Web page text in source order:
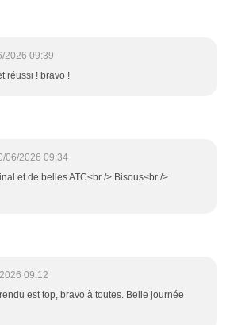
2026 09:39
réussi ! bravo !
06/2026 09:34
et de belles ATC<br /> Bisous<br />
09:12
est top, bravo à toutes. Belle journée